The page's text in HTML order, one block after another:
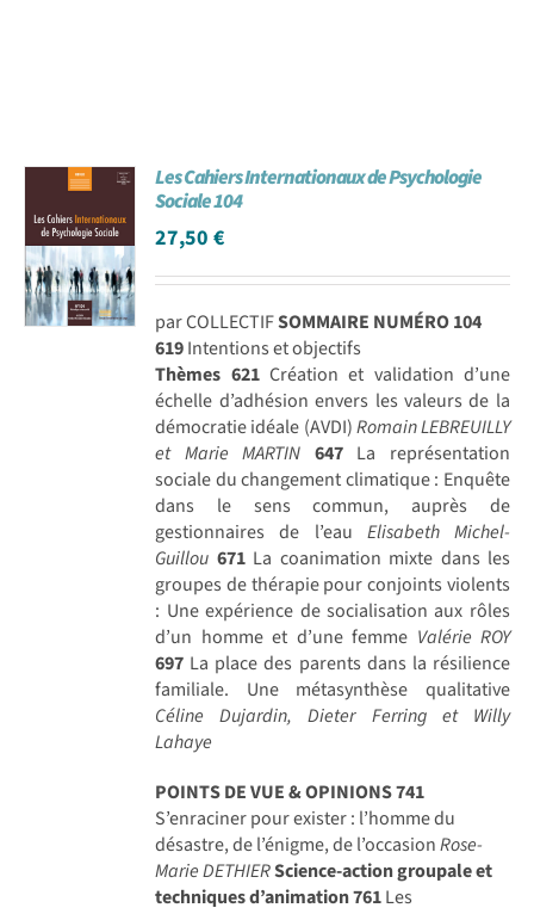
Les Cahiers Internationaux de Psychologie
Sociale 104
27,50€
par COLLECTIFSOMMAIRE NUMÉRO 104
619Intentions et objectifs
Thèmes 621Création et validation d’une
échelle d’adhésion envers les valeurs de la
démocratie idéale (AVDI)Romain LEBREUILLY
et Marie MARTIN 647La représentation
sociale du changement climatique : Enquête
dans le sens commun, auprès de
gestionnaires de l’eau Elisabeth Michel-
Guillou 671La coanimation mixte dans les
groupes de thérapie pour conjoints violents
: Une expérience de socialisation aux rôles
d’un homme et d’une femme Valérie ROY
697 La place des parents dans la résilience
familiale. Une métasynthèse qualitative
Céline Dujardin, Dieter Ferring et Willy
Lahaye
POINTS DE VUE & OPINIONS741
S’enraciner pour exister : l’homme du
désastre, de l’énigme, de l’occasionRose-
Marie DETHIERScience-action groupale et
techniques d’animation761Les